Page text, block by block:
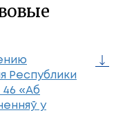
Республики
46 «Аб
у